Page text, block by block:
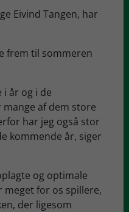
Eivind Tangen, har
frem til sommeren
i år og i de
af dem store
har jeg også stor
kommende år, siger
og optimale
for os spillere,
der ligesom